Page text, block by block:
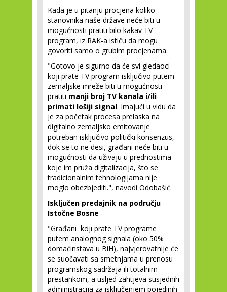
Kada je u pitanju procjena koliko
stanovnika naše države neće biti u
mogućnosti pratiti bilo kakav TV
program, iz RAK-a ističu da mogu
govoriti samo o grubim procjenama.
"Gotovo je sigurno da će svi gledaoci
koji prate TV program isključivo putem
zemaljske mreže biti u mogućnosti
pratiti manji broj TV kanala i/ili
primati lošiji signal. Imajući u vidu da
je za početak procesa prelaska na
digitalno zemaljsko emitovanje
potreban isključivo politički konsenzus,
dok se to ne desi, građani neće biti u
mogućnosti da uživaju u prednostima
koje im pruža digitalizacija, što se
tradicionalnim tehnologijama nije
moglo obezbjediti.", navodi Odobašić.
Isključen predajnik na području
Istočne Bosne
"Građani koji prate TV programe
putem analognog signala (oko 50%
domaćinstava u BiH), najvjerovatnije će
se suočavati sa smetnjama u prenosu
programskog sadržaja ili totalnim
prestankom, a usljed zahtjeva susjednih
administracija za isključenjem pojedinih